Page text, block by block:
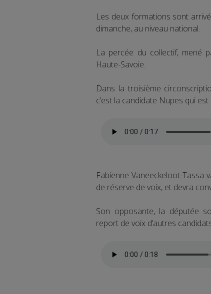
Les deux formations sont
dimanche, au niveau national.
La percée du collectif, mené
Haute-Savoie.
Dans la troisième
c’est la candidate Nupes qui
Fabienne Vaneeckeloot-Tassa
de réserve de voix, et devra
Son opposante, la députée
report de voix d’autres